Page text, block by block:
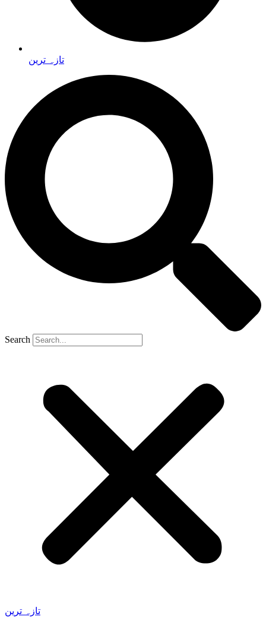
تازہ ترین
Search
تازہ ترین